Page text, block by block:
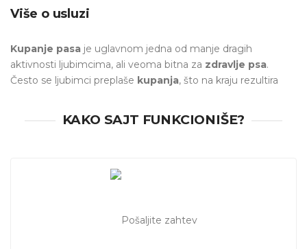
Više o usluzi
Kupanje pasa je uglavnom jedna od manje dragih
aktivnosti ljubimcima, ali veoma bitna za zdravlje psa.
Često se ljubimci preplaše kupanja, što na kraju rezultira
cilju olakšavanja ove bitne aktivnosti, za obe strane, sve
popularniji su saloniza negu ljubimaca, od glave do
saloni za ljubimce
KAKO SAJT FUNKCIONIŠE?